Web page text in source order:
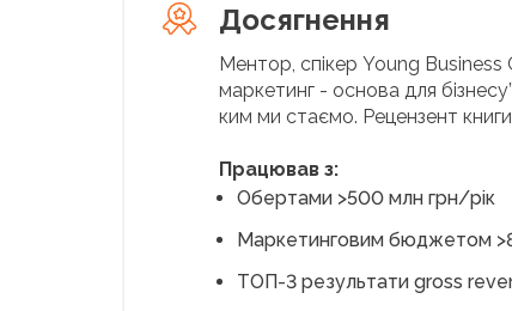
Досягнення
Ментор, спікер Young Business
маркетинг - основа для
ким ми стаємо. Рецензент
Працював з:
Обертами >500 млн грн/рік
Маркетинговим бюджетом
ТОП-3 результати gross